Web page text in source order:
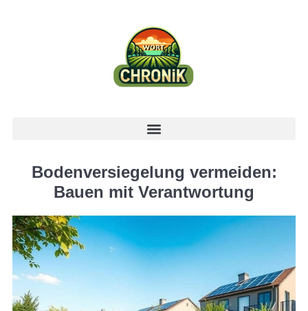
Bodenversiegelung vermeiden:
Bauen mit Verantwortung